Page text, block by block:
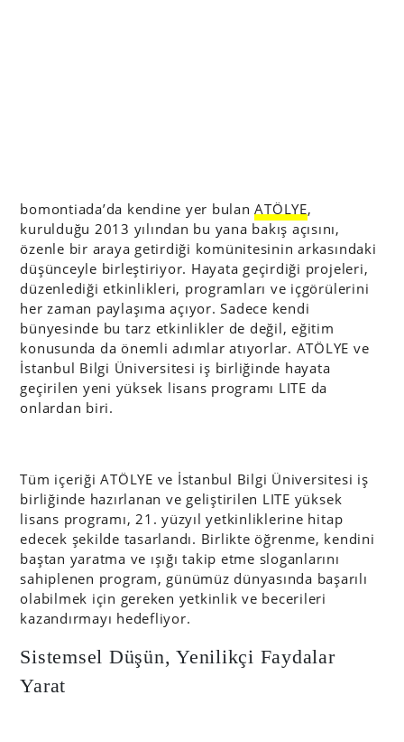
bomontiada’da kendine yer bulanATÖLYE,
kurulduğu 2013 yılından bu yana bakış açısını,
özenle bir araya getirdiği komünitesinin arkasındaki
düşünceyle birleştiriyor. Hayata geçirdiği projeleri,
düzenlediği etkinlikleri, programları ve içgörülerini
her zaman paylaşıma açıyor. Sadece kendi
bünyesinde bu tarz etkinlikler de değil, eğitim
konusunda da önemli adımlar atıyorlar. ATÖLYE ve
İstanbul Bilgi Üniversitesi iş birliğinde hayata
geçirilen yeni yüksek lisans programı LITE da
onlardan biri.
Tüm içeriği ATÖLYE ve İstanbul Bilgi Üniversitesi iş
birliğinde hazırlanan ve geliştirilen LITE yüksek
lisans programı, 21. yüzyıl yetkinliklerine hitap
edecek şekilde tasarlandı. Birlikte öğrenme, kendini
baştan yaratma ve ışığı takip etme sloganlarını
sahiplenen program, günümüz dünyasında başarılı
olabilmek için gereken yetkinlik ve becerileri
kazandırmayı hedefliyor.
Sistemsel Düşün, Yenilikçi Faydalar
Yarat